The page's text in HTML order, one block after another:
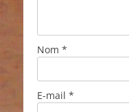
Nom *
E-mail *